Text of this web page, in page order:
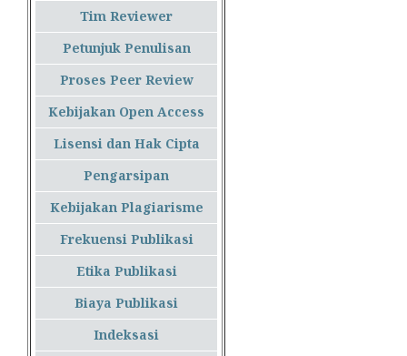
Tim Reviewer
Petunjuk Penulisan
Proses Peer Review
Kebijakan Open Access
Lisensi dan Hak Cipta
Pengarsipan
Kebijakan Plagiarisme
Frekuensi Publikasi
Etika Publikasi
Biaya Publikasi
Indeksasi